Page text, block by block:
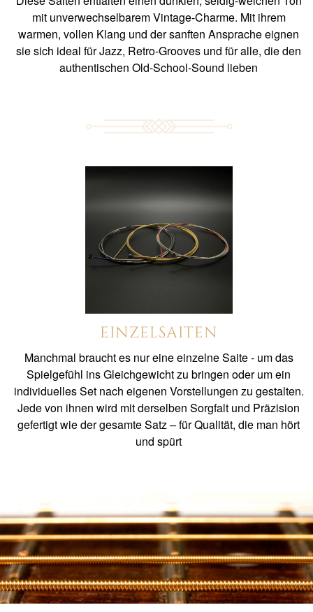
mit unverwechselbarem Vintage-Charme. Mit ihrem
warmen, vollen Klang und der sanften Ansprache eignen
sie sich ideal für Jazz, Retro-Grooves und für alle, die den
authentischen Old-School-Sound lieben
EINZELSAITEN
Manchmal braucht es nur eine einzelne Saite - um das
Spielgefühl ins Gleichgewicht zu bringen oder um ein
individuelles Set nach eigenen Vorstellungen zu gestalten.
Jede von ihnen wird mit derselben Sorgfalt und Präzision
gefertigt wie der gesamte Satz – für Qualität, die man hört
und spürt